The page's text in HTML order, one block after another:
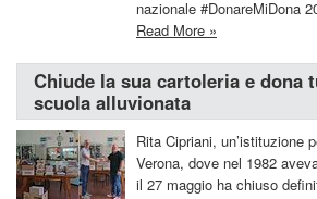
nazionale #DonareMiDona
Read More »
Chiude la sua cartoleria e dona
scuola alluvionata
Rita Cipriani, un’istituzione
Verona, dove nel 1982
il 27 maggio ha chiuso